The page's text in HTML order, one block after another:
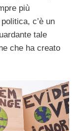
più
c’è un
tale
che ha creato